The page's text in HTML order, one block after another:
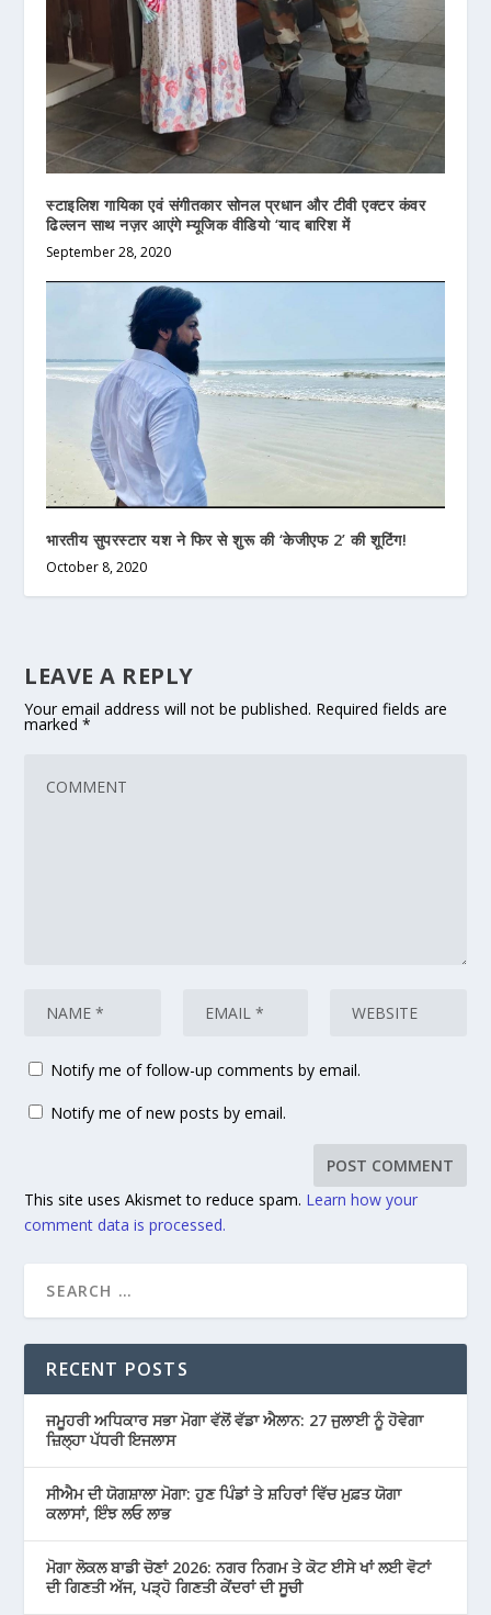
स्टाइलिश गायिका एवं संगीतकार सोनल प्रधान और टीवी एक्टर कंवर
ढिल्लन साथ नज़र आएंगे म्यूजिक वीडियो ‘याद बारिश में
September 28, 2020
भारतीय सुपरस्टार यश ने फिर से शुरू की ‘केजीएफ 2’ की शूटिंग!
October 8, 2020
LEAVE A REPLY
Your email address will not be published. Required fields are
marked*
Notify me of follow-up comments by email.
Notify me of new posts by email.
This site uses Akismet to reduce spam. Learn how your
comment data is processed.
RECENT POSTS
ਜਮੂਹਰੀ ਅਧਿਕਾਰ ਸਭਾ ਮੋਗਾ ਵੱਲੋਂ ਵੱਡਾ ਐਲਾਨ: 27 ਜੁਲਾਈ ਨੂੰ ਹੋਵੇਗਾ
ਜ਼ਿਲ੍ਹਾ ਪੱਧਰੀ ਇਜਲਾਸ
ਸੀਐਮ ਦੀ ਯੋਗਸ਼ਾਲਾ ਮੋਗਾ: ਹੁਣ ਪਿੰਡਾਂ ਤੇ ਸ਼ਹਿਰਾਂ ਵਿੱਚ ਮੁਫ਼ਤ ਯੋਗਾ
ਕਲਾਸਾਂ, ਇੰਝ ਲਓ ਲਾਭ
ਮੋਗਾ ਲੋਕਲ ਬਾਡੀ ਚੋਣਾਂ 2026: ਨਗਰ ਨਿਗਮ ਤੇ ਕੋਟ ਈਸੇ ਖਾਂ ਲਈ ਵੋਟਾਂ
ਦੀ ਗਿਣਤੀ ਅੱਜ, ਪੜ੍ਹੋ ਗਿਣਤੀ ਕੇਂਦਰਾਂ ਦੀ ਸੂਚੀ